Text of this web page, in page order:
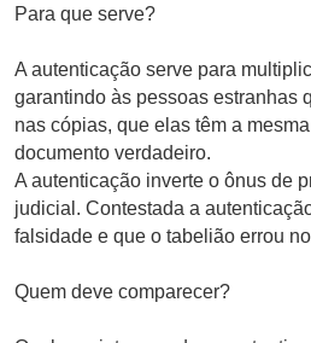
Para que serve?
A autenticação serve para
garantindo às pessoas estranhas
nas cópias, que elas têm a
documento verdadeiro.
A autenticação inverte o ônus de
judicial. Contestada a
falsidade e que o tabelião errou
Quem deve comparecer?